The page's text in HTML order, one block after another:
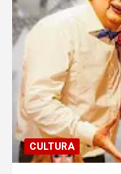
CULTURA